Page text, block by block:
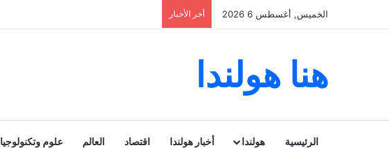
الخميس, أغسطس 6 2026 أخر الأخبار
هنا هولندا
الرئيسية هولندا أخبار هولندا اقتصاد العالم علوم وتكنولوجيا